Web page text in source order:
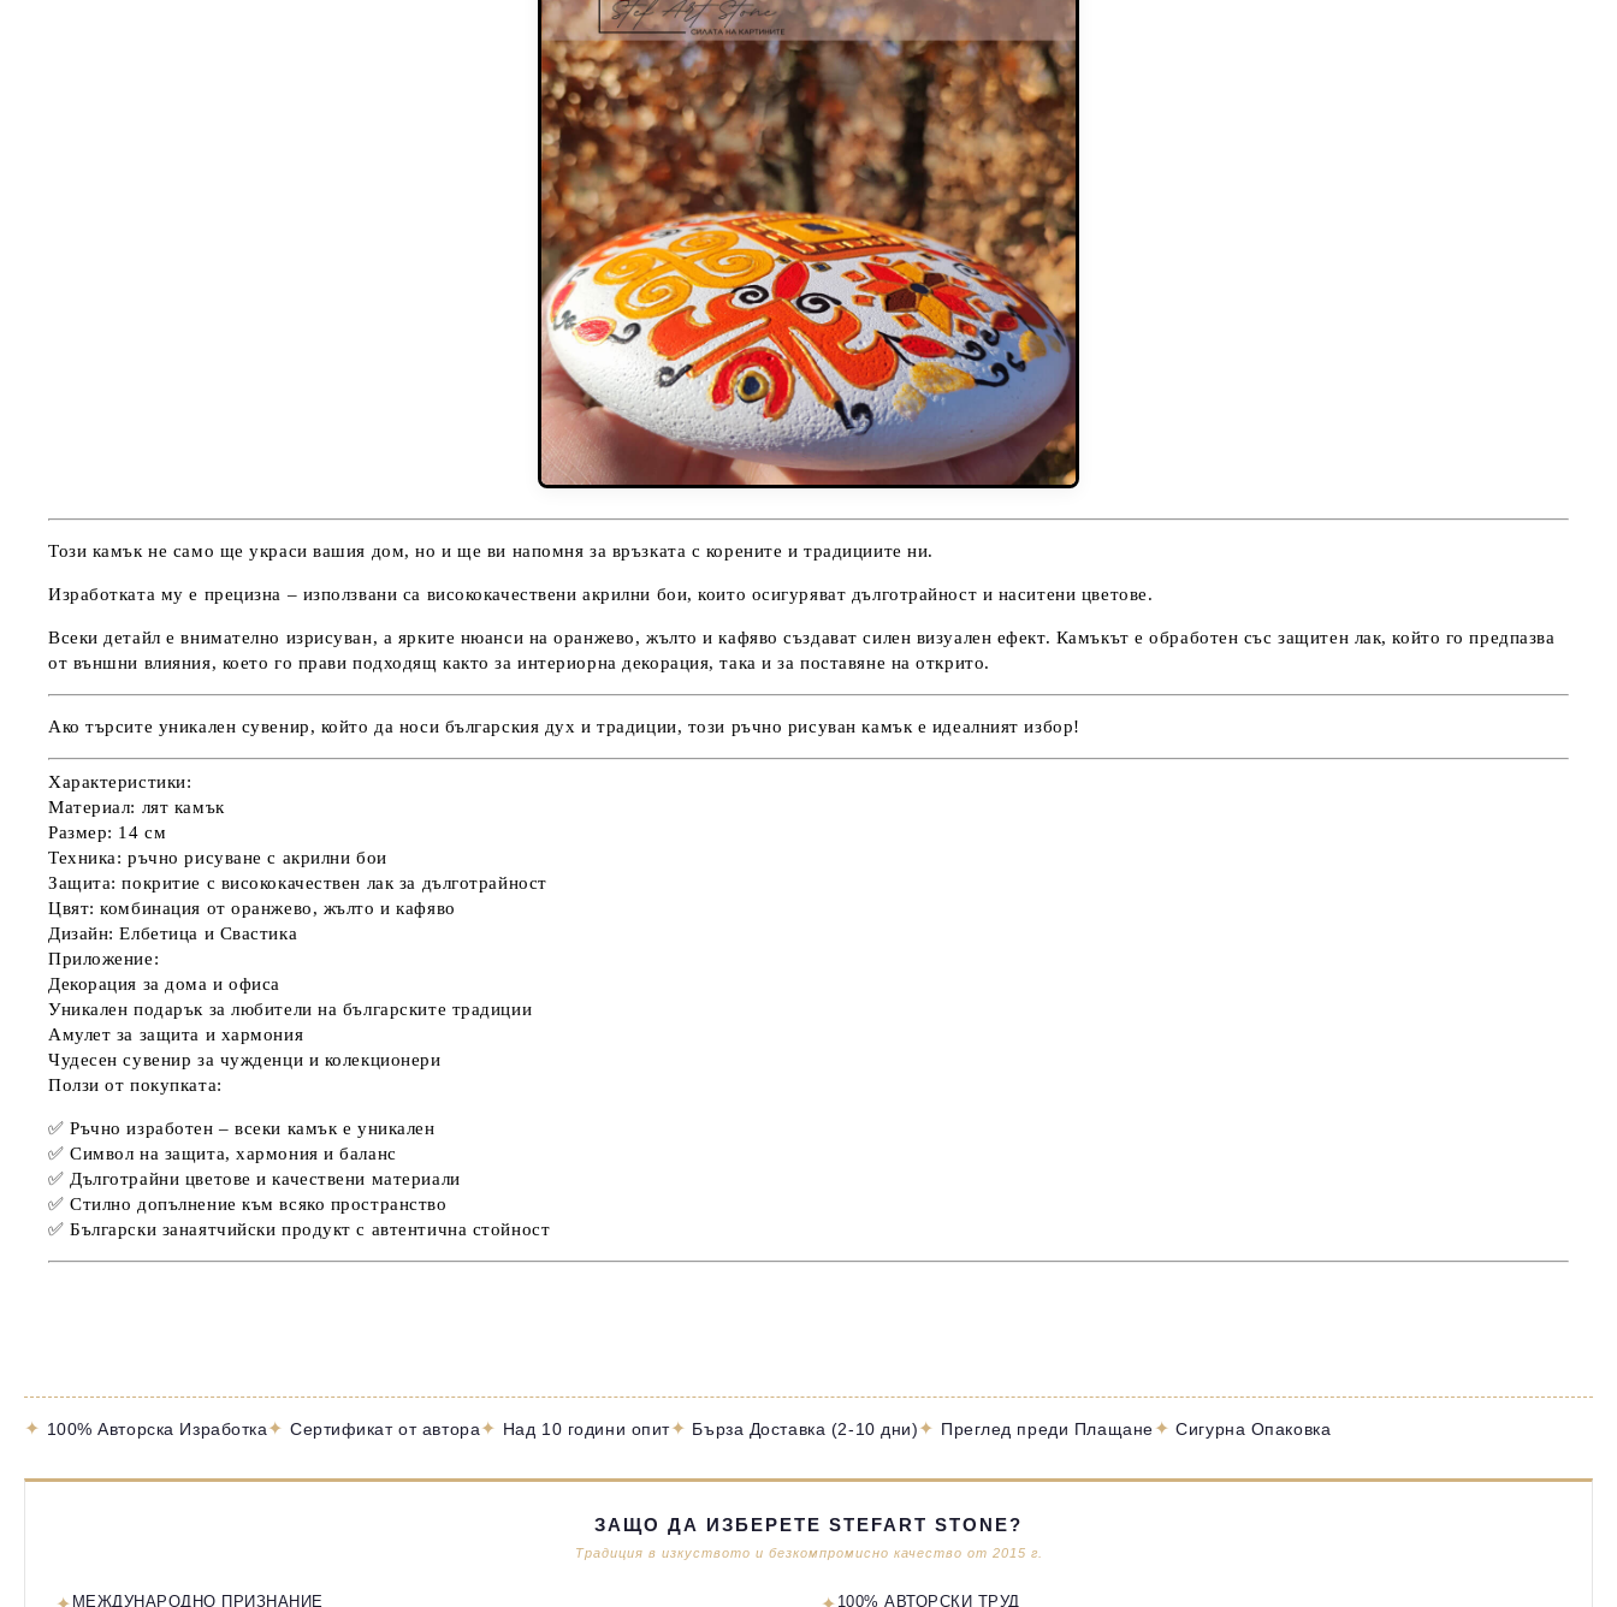
Този камък не само ще украси вашия дом, но и ще ви напомня за връзката с корените и традициите ни.
Изработката му е прецизна – използвани са висококачествени акрилни бои, които осигуряват дълготрайност и наситени цветове.
Всеки детайл е внимателно изрисуван, а ярките нюанси на оранжево, жълто и кафяво създават силен визуален ефект. Камъкът е обработен със защитен лак, който го предпазва
от външни влияния, което го прави подходящ както за интериорна декорация, така и за поставяне на открито.
Ако търсите уникален сувенир, който да носи българския дух и традиции, този ръчно рисуван камък е идеалният избор!
Характеристики:
Материал: лят камък
Размер: 14 см
Техника: ръчно рисуване с акрилни бои
Защита: покритие с висококачествен лак за дълготрайност
Цвят: комбинация от оранжево, жълто и кафяво
Дизайн: Елбетица и Свастика
Приложение:
Декорация за дома и офиса
Уникален подарък за любители на българските традиции
Амулет за защита и хармония
Чудесен сувенир за чужденци и колекционери
Ползи от покупката:
✅ Ръчно изработен – всеки камък е уникален
✅ Символ на защита, хармония и баланс
✅ Дълготрайни цветове и качествени материали
✅ Стилно допълнение към всяко пространство
✅ Български занаятчийски продукт с автентична стойност
✦ 100% Авторска Изработка✦ Сертификат от автора✦ Над 10 години опит✦ Бърза Доставка (2-10 дни)✦ Преглед преди Плащане✦ Сигурна Опаковка
ЗАЩО ДА ИЗБЕРЕТЕ STEFART STONE?
Традиция в изкуството и безкомпромисно качество от 2015 г.
МЕЖДУНАРОДНО ПРИЗНАНИЕ 100% АВТОРСКИ ТРУД